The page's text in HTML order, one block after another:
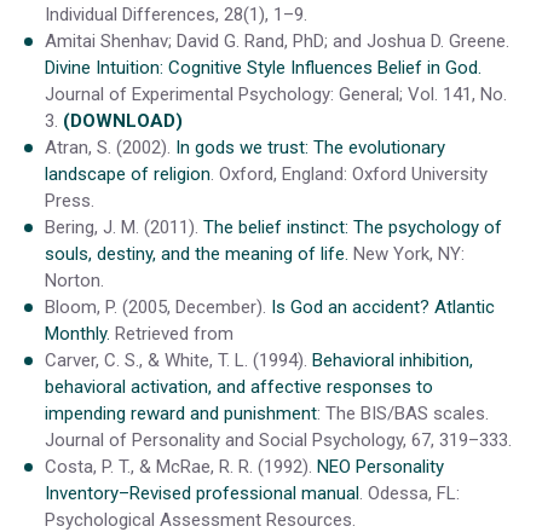
Individual Differences, 28(1), 1–9.
Amitai Shenhav; David G. Rand, PhD; and Joshua D. Greene.
Divine Intuition: Cognitive Style Influences Belief in God.
Journal of Experimental Psychology: General; Vol. 141, No.
3. (DOWNLOAD)
Atran, S. (2002). In gods we trust: The evolutionary
landscape of religion . Oxford, England: Oxford University
Press.
Bering, J. M. (2011). The belief instinct: The psychology of
souls, destiny, and the meaning of life. New York, NY:
Norton.
Bloom, P. (2005, December). Is God an accident? Atlantic
Monthly. Retrieved from
Carver, C. S., & White, T. L. (1994). Behavioral inhibition,
behavioral activation, and affective responses to
impending reward and punishment: The BIS/BAS scales.
Journal of Personality and Social Psychology, 67, 319–333.
Costa, P. T., & McRae, R. R. (1992). NEO Personality
Inventory–Revised professional manual . Odessa, FL:
Psychological Assessment Resources.